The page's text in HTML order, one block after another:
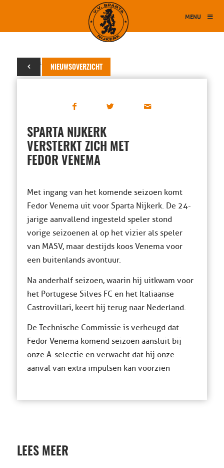
MENU
NIEUWSOVERZICHT
11 februari 2026
SPARTA NIJKERK
VERSTERKT ZICH MET
FEDOR VENEMA
Met ingang van het komende seizoen komt
Fedor Venema uit voor Sparta Nijkerk. De 24-
jarige aanvallend ingesteld speler stond
vorige seizoenen al op het vizier als speler
van MASV, maar destijds koos Venema voor
een buitenlands avontuur.
Na anderhalf seizoen, waarin hij uitkwam voor
het Portugese Silves FC en het Italiaanse
Castrovillari, keert hij terug naar Nederland.
De Technische Commissie is verheugd dat
Fedor Venema komend seizoen aansluit bij
onze A-selectie en verwacht dat hij onze
aanval van extra impulsen kan voorzien
LEES MEER